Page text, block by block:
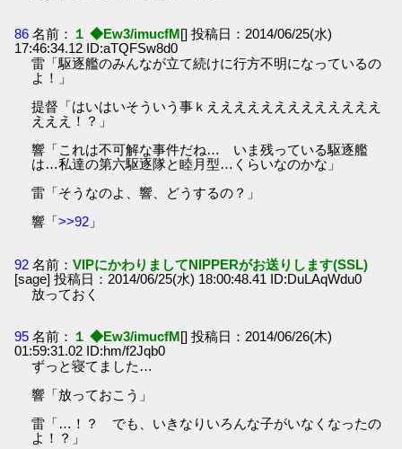
86 名前： １ ◆Ew3/imucfM[] 投稿日：2014/06/25(水)
17:46:34.12 ID:aTQFSw8d0
雷「駆逐艦のみんなが立て続けに行方不明になっているの
よ！」
提督「はいはいそういう事ｋえええええええええええええ
えええ！？」
響「これは不可解な事件だね… いま残っている駆逐艦
は…私達の第六駆逐隊と睦月型…くらいなのかな」
雷「そうなのよ、響、どうするの？」
響「>>92 」
92 名前：VIPにかわりましてNIPPERがお送りします(SSL)
[sage] 投稿日：2014/06/25(水) 18:00:48.41 ID:DuLAqWdu0
放っておく
95 名前： １ ◆Ew3/imucfM[] 投稿日：2014/06/26(木)
01:59:31.02 ID:hm/f2Jqb0
ずっと寝てました…
響「放っておこう」
雷「…！？ でも、いきなりいろんな子がいなくなったの
よ！？」